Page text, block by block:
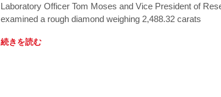
Laboratory Officer Tom Moses and Vice President of
examined a rough diamond weighing 2,488.32 carats
続きを読む